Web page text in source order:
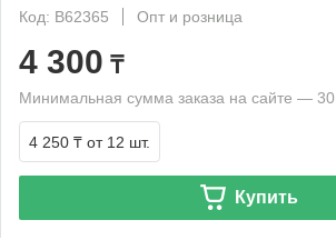
Код: B62365
Опт и розница
4 300 ₸
Минимальная сумма заказа на сайте —
4 250 ₸ от 12 шт.
Купить